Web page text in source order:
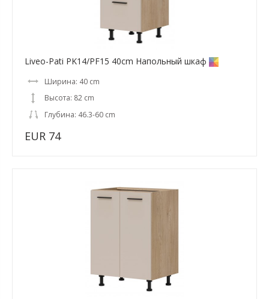
Liveo-Pati PK14/PF15 40cm Напольный шкаф
Ширина: 40 cm
Высота: 82 cm
Глубина: 46.3-60 cm
EUR 74